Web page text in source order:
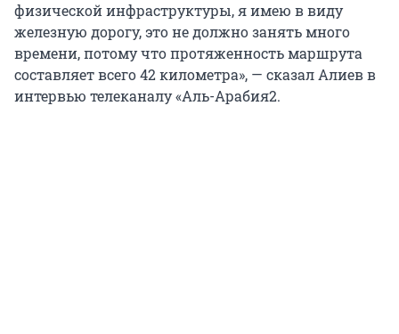
физической инфраструктуры, я имею в виду
железную дорогу, это не должно занять много
времени, потому что протяженность маршрута
составляет всего 42 километра», — сказал Алиев в
интервью телеканалу «Аль-Арабия2.